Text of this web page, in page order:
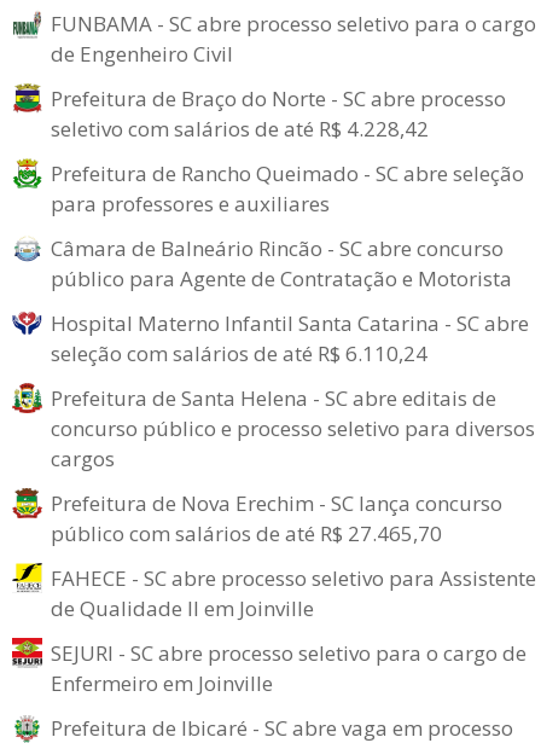
FUNBAMA - SC abre processo seletivo para o cargo
de Engenheiro Civil
Prefeitura de Braço do Norte - SC abre processo
seletivo com salários de até R$ 4.228,42
Prefeitura de Rancho Queimado - SC abre seleção
para professores e auxiliares
Câmara de Balneário Rincão - SC abre concurso
público para Agente de Contratação e Motorista
Hospital Materno Infantil Santa Catarina - SC abre
seleção com salários de até R$ 6.110,24
Prefeitura de Santa Helena - SC abre editais de
concurso público e processo seletivo para diversos
cargos
Prefeitura de Nova Erechim - SC lança concurso
público com salários de até R$ 27.465,70
FAHECE - SC abre processo seletivo para Assistente
de Qualidade II em Joinville
SEJURI - SC abre processo seletivo para o cargo de
Enfermeiro em Joinville
Prefeitura de Ibicaré - SC abre vaga em processo